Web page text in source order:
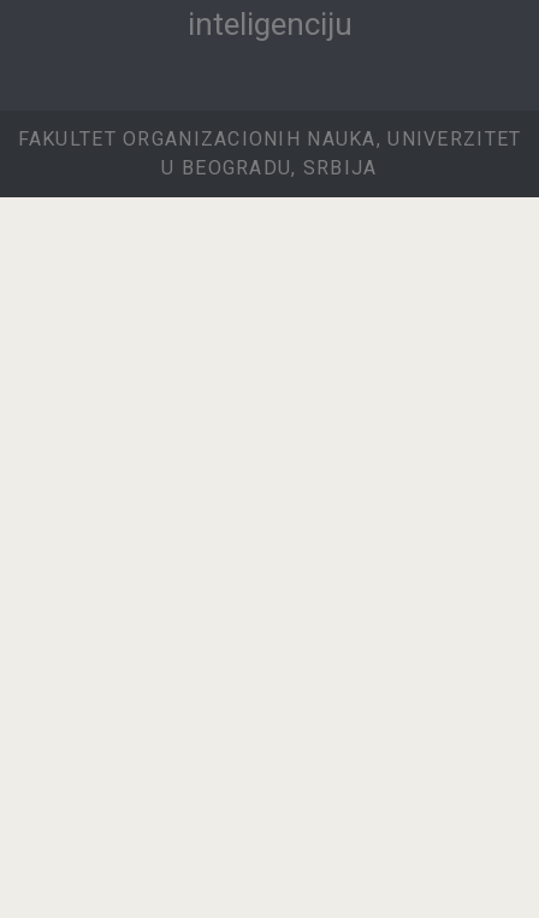
inteligenciju
FAKULTET ORGANIZACIONIH NAUKA, UNIVERZITET
U BEOGRADU, SRBIJA